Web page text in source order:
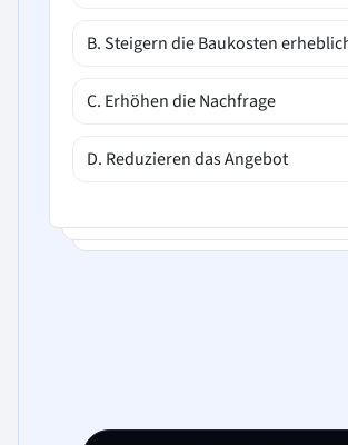
B. Steigern die Baukosten
C. Erhöhen die Nachfrage
D. Reduzieren das Angebot